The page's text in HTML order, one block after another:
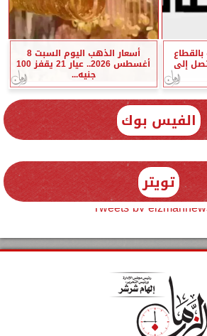
إلى
أسعار الذهب اليوم السبت 8
أغسطس 2026.. عيار 21 يقفز 100
جنيه...
الفيس بوك
تويتر
Tweets by